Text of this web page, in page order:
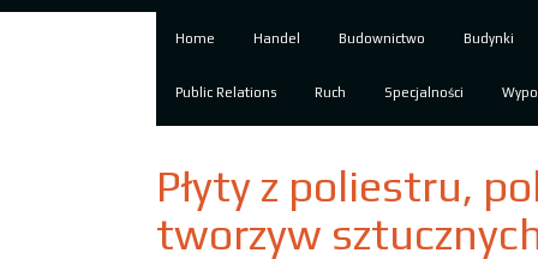
Home Handel Budownictwo Budynki
Public Relations Ruch Specjalności
Płyty z poliestru,
tworzyw